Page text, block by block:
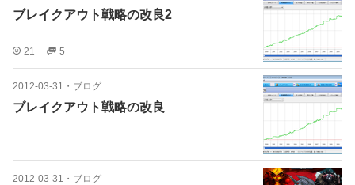
ブレイクアウト戦略の改良2
21 5
2012-03-31 ・ ブログ
ブレイクアウト戦略の改良
2012-03-31 ・ ブログ